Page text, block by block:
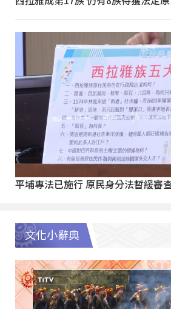
平埔專法已施行 原民身分法暫緩審
文化小辭典